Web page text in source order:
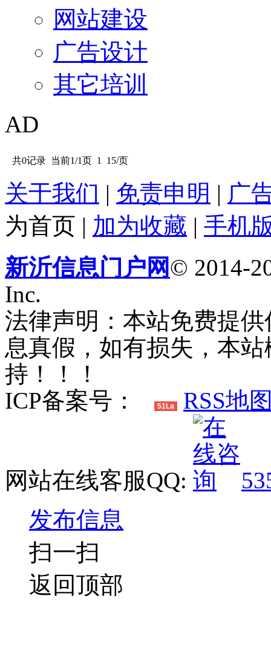
网站建设
广告设计
其它培训
AD
共0记录 当前1/1页 1 15/页
关于我们 | 免责申明 | 广
为首页 | 加为收藏 | 手机
新沂信息门户网© 2014-
Inc.
法律声明：本站免费提
息真假，如有损失，本
持！！！
ICP备案号：
51La RSS地
网站在线客服QQ:
发布信息
扫一扫
返回顶部